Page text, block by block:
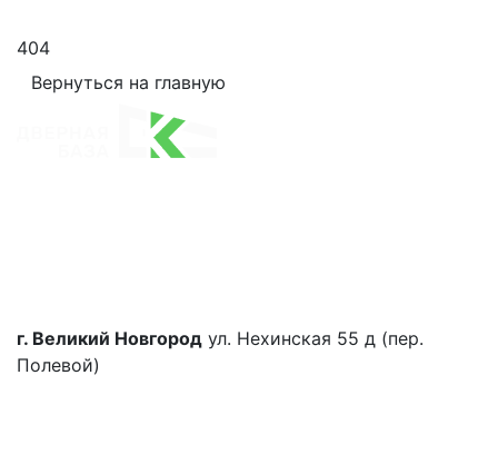
404
Вернуться на главную
г. Великий Новгород ул. Нехинская 55 д (пер.
Полевой)